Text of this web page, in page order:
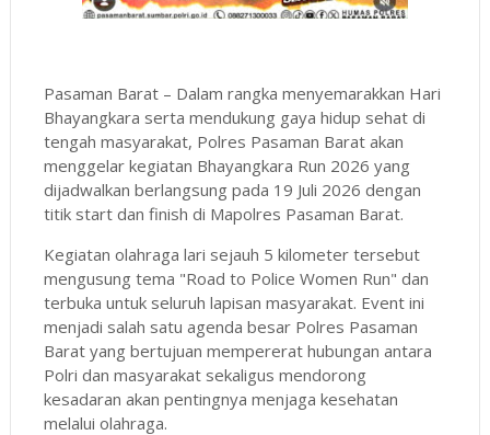
Pasaman Barat – Dalam rangka menyemarakkan Hari
Bhayangkara serta mendukung gaya hidup sehat di
tengah masyarakat, Polres Pasaman Barat akan
menggelar kegiatan Bhayangkara Run 2026 yang
dijadwalkan berlangsung pada 19 Juli 2026 dengan
titik start dan finish di Mapolres Pasaman Barat.
Kegiatan olahraga lari sejauh 5 kilometer tersebut
mengusung tema "Road to Police Women Run" dan
terbuka untuk seluruh lapisan masyarakat. Event ini
menjadi salah satu agenda besar Polres Pasaman
Barat yang bertujuan mempererat hubungan antara
Polri dan masyarakat sekaligus mendorong
kesadaran akan pentingnya menjaga kesehatan
melalui olahraga.